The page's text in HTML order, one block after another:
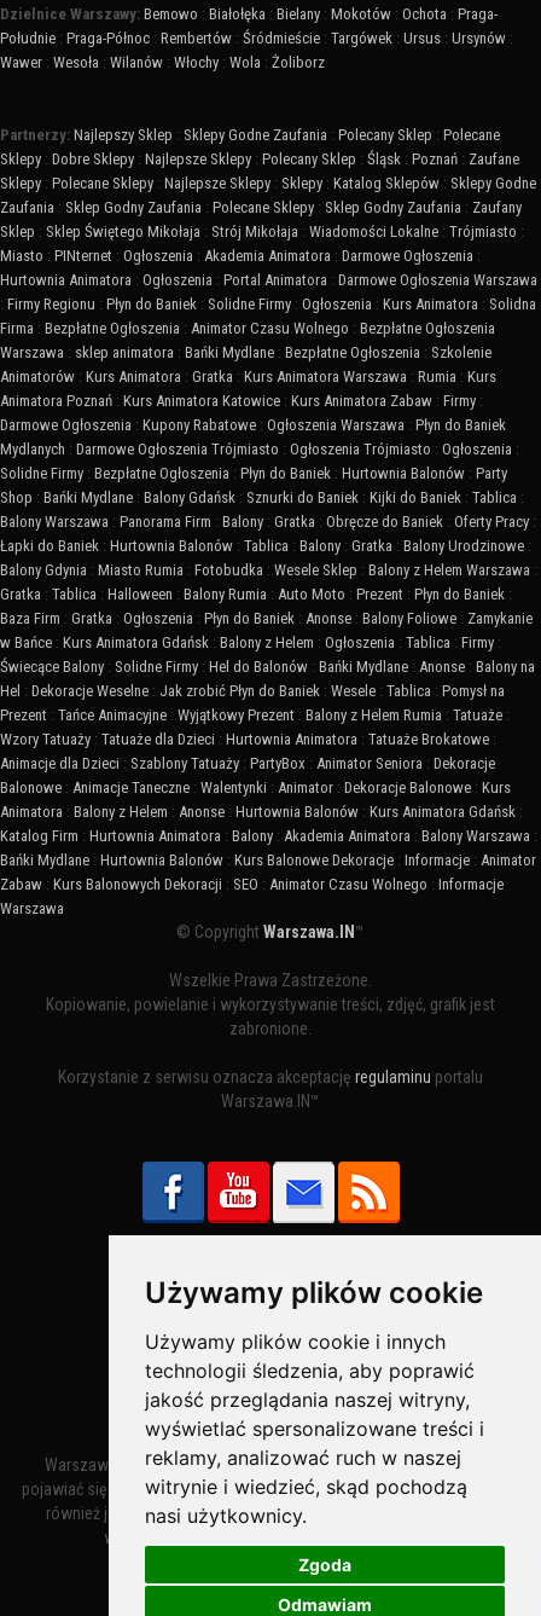
Używamy plików cookie
Używamy plików cookie i innych
technologii śledzenia, aby poprawić
jakość przeglądania naszej witryny,
wyświetlać spersonalizowane treści i
reklamy, analizować ruch w naszej
witrynie i wiedzieć, skąd pochodzą
nasi użytkownicy.
Zgoda
Odmawiam
Dzielnice Warszawy: Bemowo : Białołęka : Bielany : Mokotów : Ochota : Praga-
Południe : Praga-Północ : Rembertów : Śródmieście : Targówek : Ursus : Ursynów :
Wawer : Wesoła : Wilanów : Włochy : Wola : Żoliborz
Partnerzy: Najlepszy Sklep : Sklepy Godne Zaufania : Polecany Sklep : Polecane
Sklepy : Dobre Sklepy : Najlepsze Sklepy : Polecany Sklep : Śląsk : Poznań : Zaufane
Sklepy : Polecane Sklepy : Najlepsze Sklepy : Sklepy : Katalog Sklepów : Sklepy Godne
Zaufania : Sklep Godny Zaufania : Polecane Sklepy : Sklep Godny Zaufania : Zaufany
Sklep : Sklep Świętego Mikołaja : Strój Mikołaja : Wiadomości Lokalne : Trójmiasto :
Miasto : PINternet : Ogłoszenia : Akademia Animatora : Darmowe Ogłoszenia :
Hurtownia Animatora : Ogłoszenia : Portal Animatora : Darmowe Ogłoszenia Warszawa
: Firmy Regionu : Płyn do Baniek : Solidne Firmy : Ogłoszenia : Kurs Animatora : Solidna
Firma : Bezpłatne Ogłoszenia : Animator Czasu Wolnego : Bezpłatne Ogłoszenia
Warszawa : sklep animatora : Bańki Mydlane : Bezpłatne Ogłoszenia : Szkolenie
Animatorów : Kurs Animatora : Gratka : Kurs Animatora Warszawa : Rumia : Kurs
Animatora Poznań : Kurs Animatora Katowice : Kurs Animatora Zabaw : Firmy :
Darmowe Ogłoszenia : Kupony Rabatowe : Ogłoszenia Warszawa : Płyn do Baniek
Mydlanych : Darmowe Ogłoszenia Trójmiasto : Ogłoszenia Trójmiasto : Ogłoszenia :
Solidne Firmy : Bezpłatne Ogłoszenia : Płyn do Baniek : Hurtownia Balonów : Party
Shop : Bańki Mydlane : Balony Gdańsk : Sznurki do Baniek : Kijki do Baniek : Tablica :
Balony Warszawa : Panorama Firm : Balony : Gratka : Obręcze do Baniek : Oferty Pracy :
Łapki do Baniek : Hurtownia Balonów : Tablica : Balony : Gratka : Balony Urodzinowe :
Balony Gdynia : Miasto Rumia : Fotobudka : Wesele Sklep : Balony z Helem Warszawa :
Gratka : Tablica : Halloween : Balony Rumia : Auto Moto : Prezent : Płyn do Baniek :
Baza Firm : Gratka : Ogłoszenia : Płyn do Baniek : Anonse : Balony Foliowe : Zamykanie
w Bańce : Kurs Animatora Gdańsk : Balony z Helem : Ogłoszenia : Tablica : Firmy :
Świecące Balony : Solidne Firmy : Hel do Balonów : Bańki Mydlane : Anonse : Balony na
Hel : Dekoracje Weselne : Jak zrobić Płyn do Baniek : Wesele : Tablica : Pomysł na
Prezent : Tańce Animacyjne : Wyjątkowy Prezent : Balony z Helem Rumia : Tatuaże :
Wzory Tatuaży : Tatuaże dla Dzieci : Hurtownia Animatora : Tatuaże Brokatowe :
Animacje dla Dzieci : Szablony Tatuaży : PartyBox : Animator Seniora : Dekoracje
Balonowe : Animacje Taneczne : Walentynki : Animator : Dekoracje Balonowe : Kurs
Animatora : Balony z Helem : Anonse : Hurtownia Balonów : Kurs Animatora Gdańsk :
Katalog Firm : Hurtownia Animatora : Balony : Akademia Animatora : Balony Warszawa :
Bańki Mydlane : Hurtownia Balonów : Kurs Balonowe Dekoracje : Informacje : Animator
Zabaw : Kurs Balonowych Dekoracji : SEO : Animator Czasu Wolnego : Informacje
Warszawa
© CopyrightWarszawa.IN ™
Wszelkie Prawa Zastrzeżone.
Kopiowanie, powielanie i wykorzystywanie treści, zdjęć, grafik jest
zabronione.
Korzystanie z serwisu oznacza akceptację regulaminu portalu
Warszawa.IN™
Bezpieczne Płatności obsługuje:
Warszawa – miasto stołeczne Warszawa. Nazwa miasta zaczęła
pojawiać się w dokumentach w XIV wieku jako Warszewa, a od XV wieku
również jako Warszowa. Zmiana nazwy na Warszawa w XV wieku
wynikała z mazowieckiej wymowy dialektycznej.